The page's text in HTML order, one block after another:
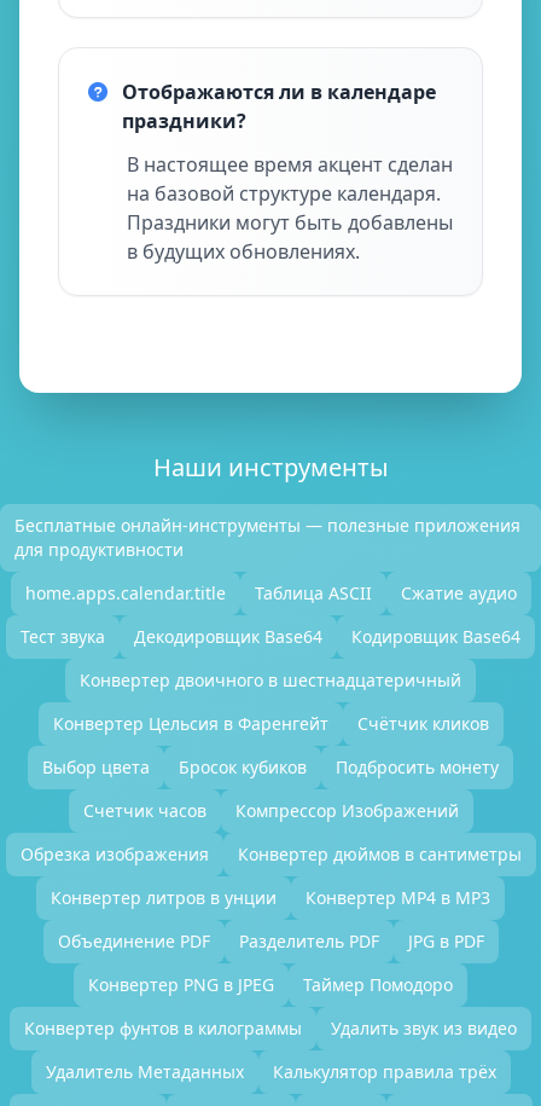
Отображаются ли в календаре
праздники?
В настоящее время акцент сделан
на базовой структуре календаря.
Праздники могут быть добавлены
в будущих обновлениях.
Наши инструменты
Бесплатные онлайн-инструменты — полезные приложения
для продуктивности
home.apps.calendar.title
Таблица ASCII
Сжатие аудио
Тест звука
Декодировщик Base64
Кодировщик Base64
Конвертер двоичного в шестнадцатеричный
Конвертер Цельсия в Фаренгейт
Счётчик кликов
Выбор цвета
Бросок кубиков
Подбросить монету
Счетчик часов
Компрессор Изображений
Обрезка изображения
Конвертер дюймов в сантиметры
Конвертер литров в унции
Конвертер MP4 в MP3
Объединение PDF
Разделитель PDF
JPG в PDF
Конвертер PNG в JPEG
Таймер Помодоро
Конвертер фунтов в килограммы
Удалить звук из видео
Удалитель Метаданных
Калькулятор правила трёх